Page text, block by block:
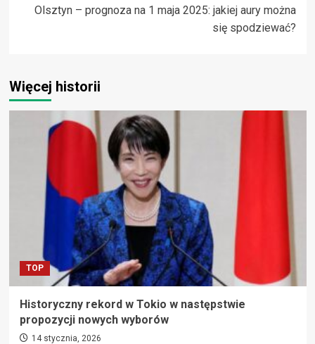
Olsztyn – prognoza na 1 maja 2025: jakiej aury można
się spodziewać?
Więcej historii
TOP
Historyczny rekord w Tokio w następstwie
propozycji nowych wyborów
14 stycznia, 2026